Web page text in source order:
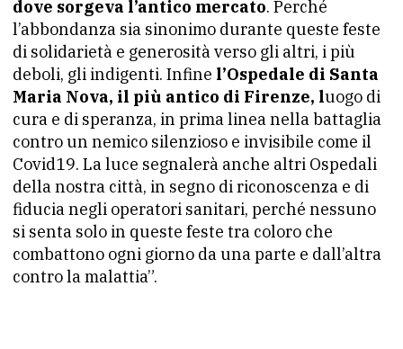
dove sorgeva l’antico mercato. Perché
l’abbondanza sia sinonimo durante queste feste
di solidarietà e generosità verso gli altri, i più
deboli, gli indigenti. Infine l’Ospedale di Santa
Maria Nova, il più antico di Firenze, luogo di
cura e di speranza, in prima linea nella battaglia
contro un nemico silenzioso e invisibile come il
Covid19. La luce segnalerà anche altri Ospedali
della nostra città, in segno di riconoscenza e di
fiducia negli operatori sanitari, perché nessuno
si senta solo in queste feste tra coloro che
combattono ogni giorno da una parte e dall’altra
contro la malattia”.